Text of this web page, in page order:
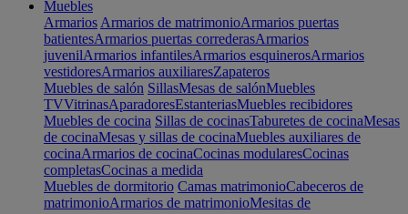
Muebles
Armarios Armarios de matrimonioArmarios puertas
batientesArmarios puertas correderasArmarios
juvenilArmarios infantilesArmarios esquinerosArmarios
vestidoresArmarios auxiliaresZapateros
Muebles de salón SillasMesas de salónMuebles
TVVitrinasAparadoresEstanteriasMuebles recibidores
Muebles de cocina Sillas de cocinasTaburetes de cocinaMesas
de cocinaMesas y sillas de cocinaMuebles auxiliares de
cocinaArmarios de cocinaCocinas modularesCocinas
completasCocinas a medida
Muebles de dormitorio Camas matrimonioCabeceros de
matrimonioArmarios de matrimonioMesitas de